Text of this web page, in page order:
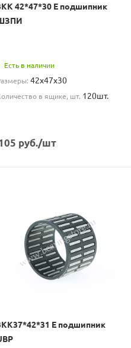
42*47*30 Е подшипник
Есть в наличии
42x47x30
в ящике, шт. 120шт.
руб./шт
Е подшипник